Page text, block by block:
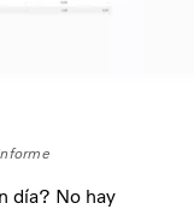
día? No hay